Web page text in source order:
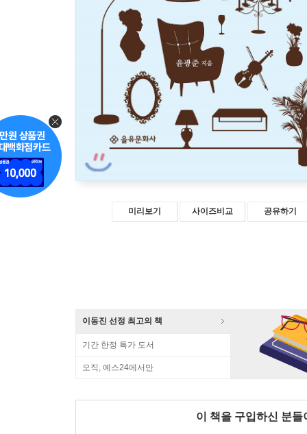
미리보기 사이즈비교 공유하기
이동진 선정 최고의 책
기간 한정 특가 도서
오직, 예스24에서만
이 책을 구입하신 분